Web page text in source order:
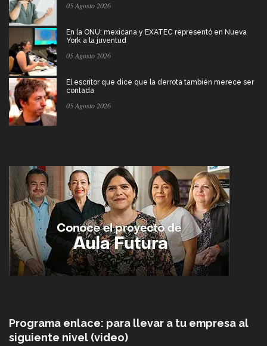
05 Agosto 2026
En la ONU: mexicana y EXATEC representó en Nueva
York a la juventud
05 Agosto 2026
El escritor que dice que la derrota también merece ser
contada
05 Agosto 2026
Programa enlace: para llevar a tu empresa al
siguiente nivel (video)